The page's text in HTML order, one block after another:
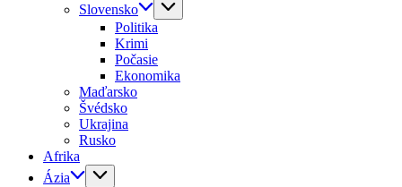
Slovensko
Politika
Krimi
Počasie
Ekonomika
Maďarsko
Švédsko
Ukrajina
Rusko
Afrika
Ázia